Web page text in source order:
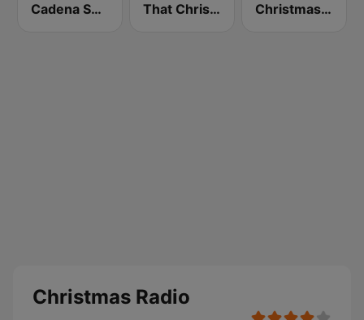
Cadena SER Catalunya That Christmas Channel Christmas Songs Radio
Christmas Radio